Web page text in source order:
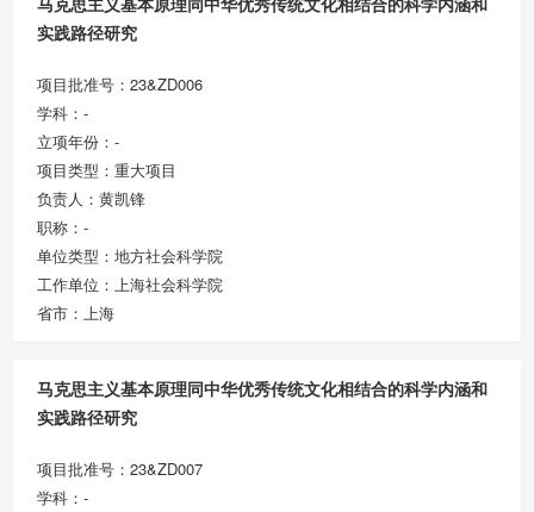
实践路径研究
项目批准号：23&ZD006
学科：-
立项年份：-
项目类型：重大项目
负责人：黄凯锋
职称：-
单位类型：地方社会科学院
工作单位：上海社会科学院
省市：上海
马克思主义基本原理同中华优秀传统文化相结合的科学内涵和
实践路径研究
项目批准号：23&ZD007
学科：-